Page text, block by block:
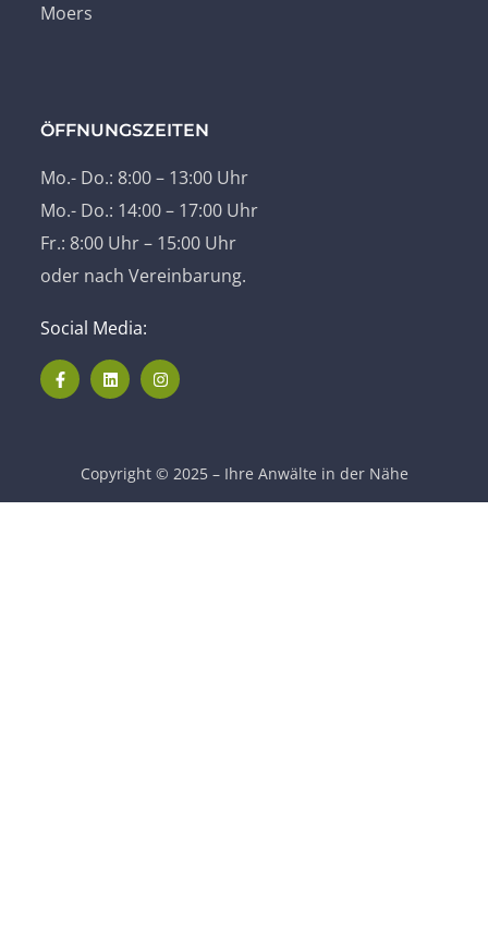
Moers
ÖFFNUNGSZEITEN
Mo.- Do.: 8:00 – 13:00 Uhr
Mo.- Do.: 14:00 – 17:00 Uhr
Fr.: 8:00 Uhr – 15:00 Uhr
oder nach Vereinbarung.
Social Media:
Copyright © 2025 – Ihre Anwälte in der Nähe